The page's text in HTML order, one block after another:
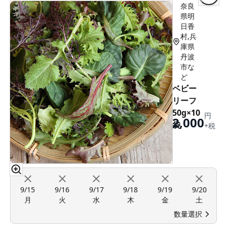
奈良
県明
日香
村,兵
庫県
丹波
市な
ど
ベビー
リーフ
50g×10
袋
2,000円
+税
9/15
月
9/16
火
9/17
水
9/18
木
9/19
金
9/20
土
数量選択